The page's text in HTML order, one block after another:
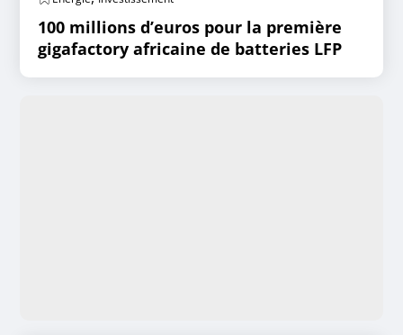
100 millions d’euros pour la première
gigafactory africaine de batteries LFP